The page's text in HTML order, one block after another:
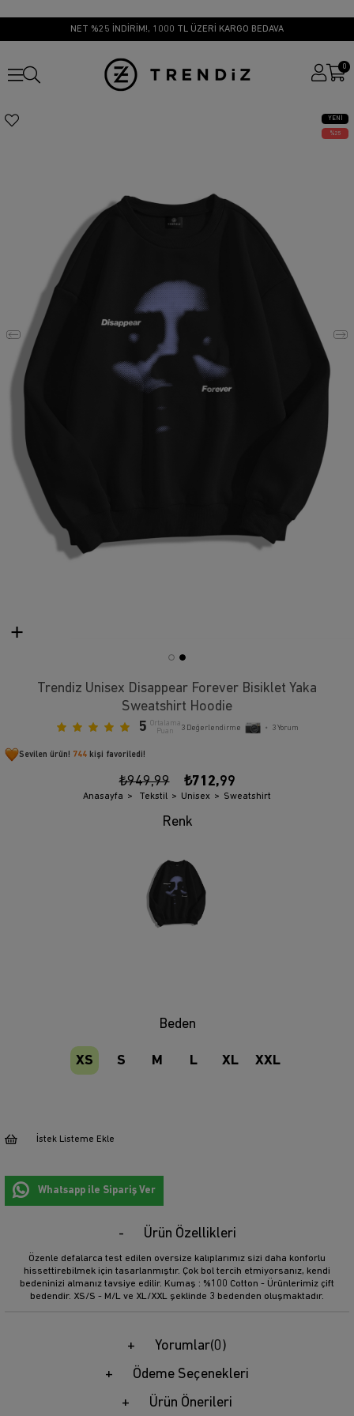
NET %25 İNDİRİM!, 1000 TL ÜZERİ KARGO BEDAVA
0
YENI
ÜRÜN
25
Trendiz Unisex Disappear Forever Bisiklet Yaka
Sweatshirt Hoodie
5 Ortalama
Puan
3Değerlendirme • 3Yorum
Sevilen ürün! 744 kişi favoriledi!
₺949,99 ₺712,99
Anasayfa Tekstil Unisex Sweatshirt
Beden
XS S M L XL XXL
İstek Listeme Ekle
Whatsapp ile Sipariş Ver
Ürün Özellikleri
Özenle defalarca test edilen oversize kalıplarımız sizi daha konforlu
hissettirebilmek için tasarlanmıştır. Çok bol tercih etmiyorsanız, kendi
bedeninizi almanız tavsiye edilir. Kumaş : %100 Cotton - Ürünlerimiz çift
bedendir. XS/S - M/L ve XL/XXL şeklinde 3 bedenden oluşmaktadır.
Yorumlar(0)
Ödeme Seçenekleri
Ürün Önerileri